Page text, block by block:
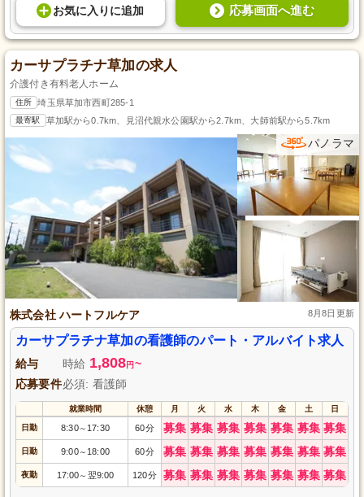
お気に入り に追加 応募画面へ進む
カーサプラチナ草加の求人
介護付き有料老人ホーム
住所 埼玉県草加市西町285-1
最寄駅 草加駅から0.7km、見沼代親水公園駅から2.7km、大師前駅から5.7km
パノラマ
株式会社 ハートフルケア 8月8日更新
カーサプラチナ草加の看護師のパート・アルバイト求人
給与 時給 1,808円 ~
応募要件必須: 看護師
就業時間 休憩 月 火 水 木 金 土 日
日勤 8:30～ 17:30 60分 募集 募集 募集 募集 募集 募集 募集
日勤 9:00～ 18:00 60分 募集 募集 募集 募集 募集 募集 募集
夜勤 17:00～ 翌9:00 120分 募集 募集 募集 募集 募集 募集 募集